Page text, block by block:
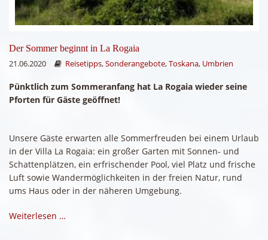
Der Sommer beginnt in La Rogaia
21.06.2020
Reisetipps,Sonderangebote,Toskana, Umbrien
Pünktlich zum Sommeranfang hat La Rogaia wieder seine
Pforten für Gäste geöffnet!
Unsere Gäste erwarten alle Sommerfreuden bei einem Urlaub
in der Villa La Rogaia: ein großer Garten mit Sonnen- und
Schattenplätzen, ein erfrischender Pool, viel Platz und frische
Luft sowie Wandermöglichkeiten in der freien Natur, rund
ums Haus oder in der näheren Umgebung.
Weiterlesen …